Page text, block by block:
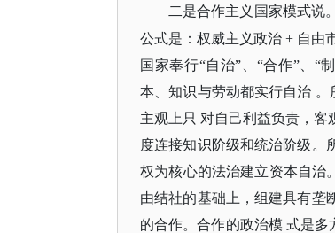
二是合作主义国家模式说
公式是：权威主义政治 + 自由
国家奉行“自治”、“合作”、“
本、知识与劳动都实行自治 。
主观上只 对自己利益负责，客
度连接知识阶级和统治阶级。
权为核心的法治建立资本自治
由结社的基础上，组建具有垄
的合作。合作的政治模 式是